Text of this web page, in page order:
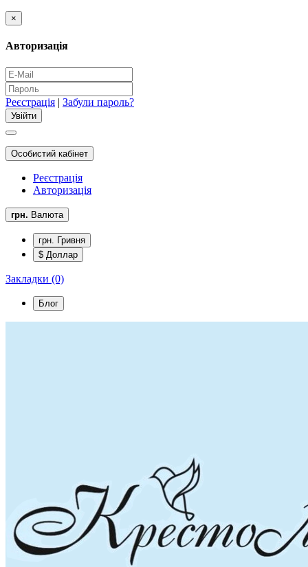
×
Авторизація
Реєстрація | Забули пароль?
Особистий кабінет
Реєстрація
Авторизація
грн. Валюта
грн. Гривня
$ Доллар
Закладки (0)
Блог